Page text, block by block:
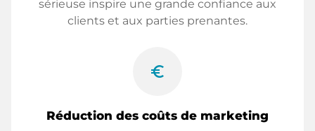
sérieuse inspire une grande confiance aux
clients et aux parties prenantes.
euro_symbol
Réduction des coûts de marketing